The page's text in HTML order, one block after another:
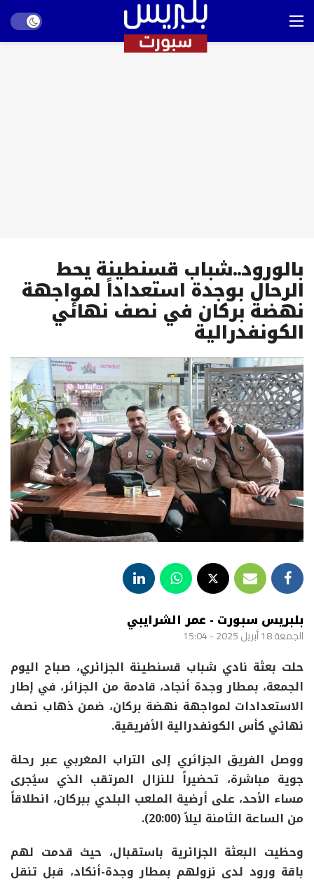
mode
بالورود..شباب قسنطينة يحط
الرحال بوجدة استعداداً لمواجهة
نهضة بركان في نصف نهائي
الكونفدرالية
بلبريس سبورت - عمر الشرايبي
الجمعة 18 أبريل 2025 - 15:04
حلت بعثة نادي شباب قسنطينة الجزائري، صباح اليوم
الجمعة، بمطار وجدة أنجاد، قادمة من الجزائر، في إطار
الاستعدادات لمواجهة نهضة بركان، ضمن ذهاب نصف
نهائي كأس الكونفدرالية الأفريقية.
ووصل الفريق الجزائري إلى التراب المغربي عبر رحلة
جوية مباشرة، تحضيراً للنزال المرتقب الذي سيُجرى
مساء الأحد، على أرضية الملعب البلدي ببركان، انطلاقاً
من الساعة الثامنة ليلاً (20:00).
وحظيت البعثة الجزائرية باستقبال، حيث قدمت لهم
باقة ورود لدى نزولهم بمطار وجدة-أنكاد، قبل تنقل